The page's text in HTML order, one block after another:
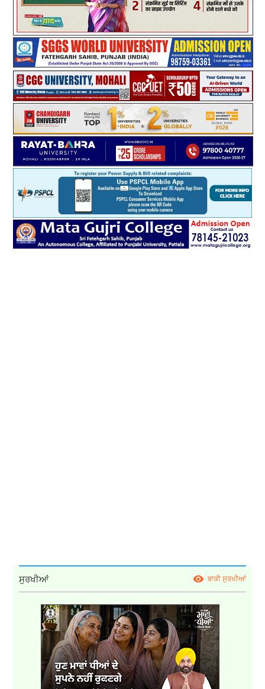
ਸੁਰਖੀਆਂ ਬਾਕੀ ਸੁਰਖੀਆਂ